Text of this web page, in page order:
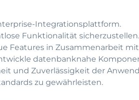
Integrationsplattform.
Funktionalität sicherzustellen.
Features in Zusammenarbeit
datenbanknahe
und Zuverlässigkeit der
zu gewährleisten.